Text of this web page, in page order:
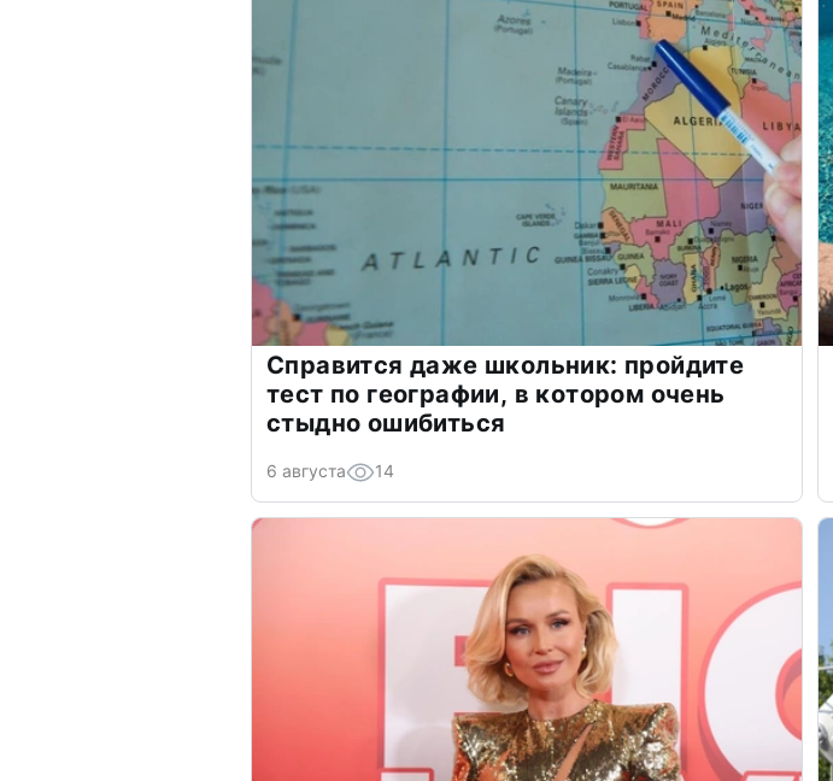
Справится даже школьник: пройдите
тест по географии, в котором очень
стыдно ошибиться
6 августа 14